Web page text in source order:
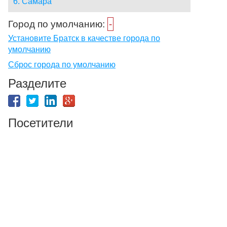
Город по умолчанию: -
Установите Братск в качестве города по
умолчанию
Сброс города по умолчанию
Разделите
Посетители